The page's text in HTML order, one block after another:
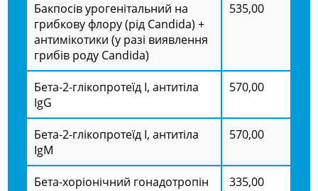
Бакпосів урогенітальний на
грибкову флору (рід Candida) +
антимікотики (у разі виявлення
грибів роду Candida)
535,00
Бета-2-глікопротеїд I, антитіла
IgG
570,00
Бета-2-глікопротеїд I, антитіла
IgM
570,00
Бета-хоріонічний гонадотропін
335,00